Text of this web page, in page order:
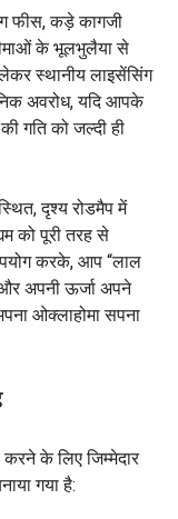
फीस, कड़े कागजी
के भूलभुलैया से
स्थानीय लाइसेंसिंग
अवरोध, यदि आपके
गति को जल्दी ही
दृश्य रोडमैप में
को पूरी तरह से
करके, आप “लाल
अपनी ऊर्जा अपने
ओक्लाहोमा सपना
के लिए जिम्मेदार
गया है: